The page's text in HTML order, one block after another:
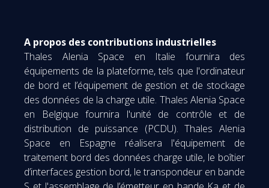
A propos des contributions industrielles
Thales Alenia Space en Italie fournira des
équipements de la plateforme, tels que l'ordinateur
de bord et l’équipement de gestion et de stockage
des données de la charge utile. Thales Alenia Space
en Belgique fournira l'unité de contrôle et de
distribution de puissance (PCDU). Thales Alenia
Space en Espagne réalisera l'équipement de
traitement bord des données charge utile, le boîtier
d’interfaces gestion bord, le transpondeur en bande